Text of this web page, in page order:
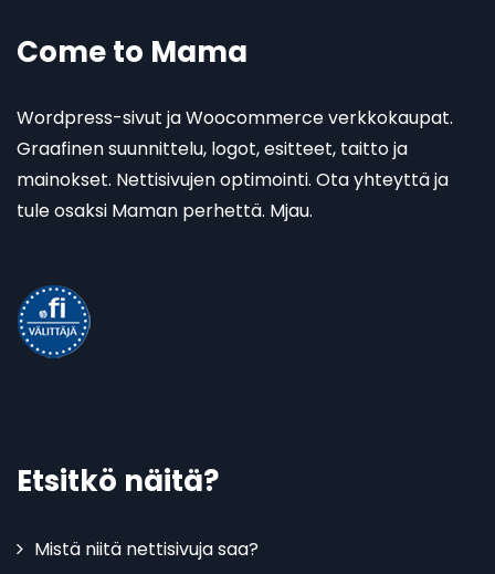
Come to Mama
Wordpress-sivut ja Woocommerce verkkokaupat.
Graafinen suunnittelu, logot, esitteet, taitto ja
mainokset. Nettisivujen optimointi. Ota yhteyttä ja
tule osaksi Maman perhettä. Mjau.
Etsitkö näitä?
Mistä niitä nettisivuja saa?